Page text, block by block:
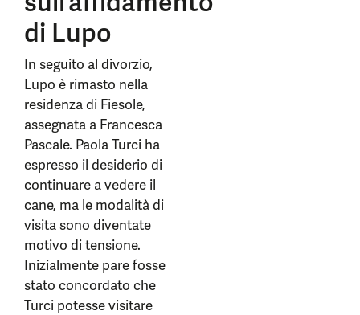
di Lupo
In seguito al divorzio,
Lupo è rimasto nella
residenza di Fiesole,
assegnata a Francesca
Pascale. Paola Turci ha
espresso il desiderio di
continuare a vedere il
cane, ma le modalità di
visita sono diventate
motivo di tensione.
Inizialmente pare fosse
stato concordato che
Turci potesse visitare